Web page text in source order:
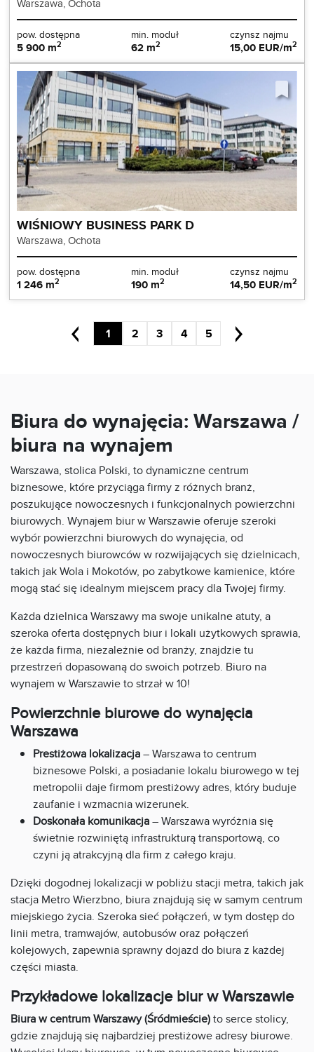
Warszawa, Ochota
pow. dostępna
5 900 m2
min. moduł
62 m2
czynsz najmu
15,00 EUR/m2
WIŚNIOWY BUSINESS PARK D
Warszawa, Ochota
pow. dostępna
1 246 m2
min. moduł
190 m2
czynsz najmu
14,50 EUR/m2
1 2 3 4 5
Biura do wynajęcia: Warszawa /
biura na wynajem
Warszawa, stolica Polski, to dynamiczne centrum
biznesowe, które przyciąga firmy z różnych branż,
poszukujące nowoczesnych i funkcjonalnych powierzchni
biurowych. Wynajem biur w Warszawie oferuje szeroki
wybór powierzchni biurowych do wynajęcia, od
nowoczesnych biurowców w rozwijających się dzielnicach,
takich jak Wola i Mokotów, po zabytkowe kamienice, które
mogą stać się idealnym miejscem pracy dla Twojej firmy.
Każda dzielnica Warszawy ma swoje unikalne atuty, a
szeroka oferta dostępnych biur i lokali użytkowych sprawia,
że każda firma, niezależnie od branży, znajdzie tu
przestrzeń dopasowaną do swoich potrzeb. Biuro na
wynajem w Warszawie to strzał w 10!
Powierzchnie biurowe do wynajęcia
Warszawa
Prestiżowa lokalizacja– Warszawa to centrum
biznesowe Polski, a posiadanie lokalu biurowego w tej
metropolii daje firmom prestiżowy adres, który buduje
zaufanie i wzmacnia wizerunek.
Doskonała komunikacja– Warszawa wyróżnia się
świetnie rozwiniętą infrastrukturą transportową, co
czyni ją atrakcyjną dla firm z całego kraju.
Dzięki dogodnej lokalizacji w pobliżu stacji metra, takich jak
stacja Metro Wierzbno, biura znajdują się w samym centrum
miejskiego życia. Szeroka sieć połączeń, w tym dostęp do
linii metra, tramwajów, autobusów oraz połączeń
kolejowych, zapewnia sprawny dojazd do biura z każdej
części miasta.
Przykładowe lokalizacje biur w Warszawie
Biura w centrum Warszawy (Śródmieście)to serce stolicy,
gdzie znajdują się najbardziej prestiżowe adresy biurowe.